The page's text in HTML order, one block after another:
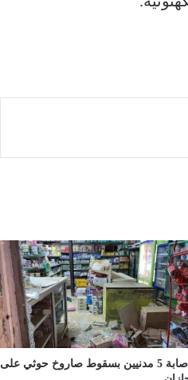
إصابة 5 مدنيين بسقوط صاروخ حوثي على